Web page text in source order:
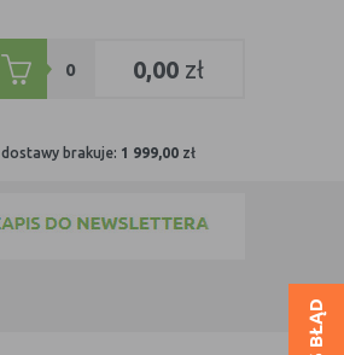
0 0,00 zł
dostawy brakuje: 1 999,00 zł